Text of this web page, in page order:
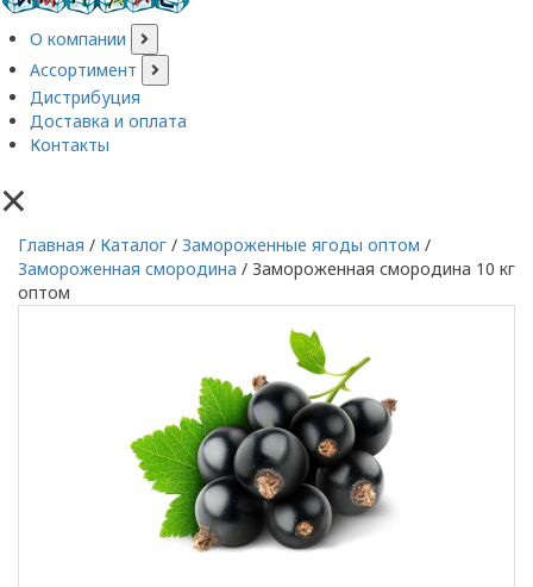
О компании
Ассортимент
Дистрибуция
Доставка и оплата
Контакты
×
Главная / Каталог / Замороженные ягоды оптом /
Замороженная смородина / Замороженная смородина 10 кг
оптом